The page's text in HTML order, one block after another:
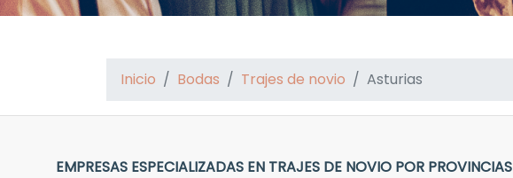
Inicio Bodas Trajes de novio Asturias
EMPRESAS ESPECIALIZADAS EN TRAJES DE NOVIO POR PROVINCIAS